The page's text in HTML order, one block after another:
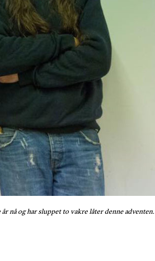
nå og har sluppet to vakre låter denne adventen.